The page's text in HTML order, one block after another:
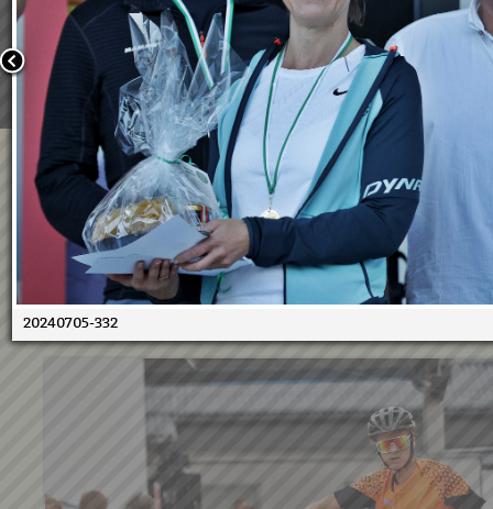
an, dass Sie mit der Verwendung von Cookies auf
einverstanden sind.
Weitere Informationen:Datenschutzerklärung/Cookie-
Bestätigen
05.07.2024 - 10. Duathlon
05.07.2024
305Treffer Seite
20240705-332